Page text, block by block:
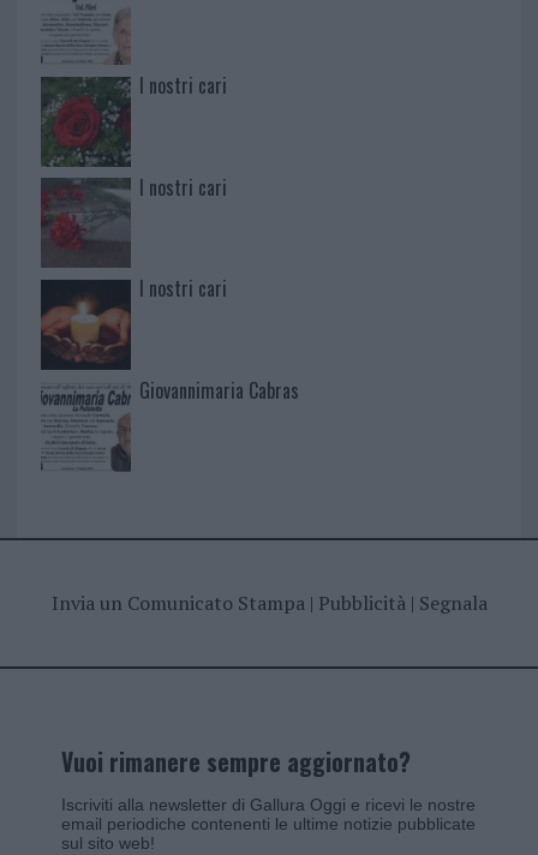
I nostri cari
I nostri cari
I nostri cari
Giovannimaria Cabras
Invia un Comunicato Stampa| Pubblicità| Segnala
Vuoi rimanere sempre aggiornato?
Iscriviti alla newsletter di Gallura Oggi e ricevi le nostre
email periodiche contenenti le ultime notizie pubblicate
sul sito web!